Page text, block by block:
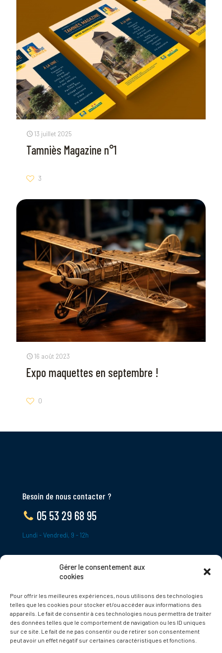
Gérer le consentement aux
cookies
Pour offrir les meilleures expériences, nous utilisons des technologies
telles que les cookies pour stocker et/ou accéder aux informations des
appareils. Le fait de consentir à ces technologies nous permettra de traiter
des données telles que le comportement de navigation ou les ID uniques
sur ce site. Le fait de ne pas consentir ou de retirer son consentement
peut avoir un effet négatif sur certaines caractéristiques et fonctions.
13 juillet 2025
Tamniès Magazine n°1
3
16 août 2023
Expo maquettes en septembre !
0
Besoin de nous contacter ?
05 53 29 68 95
Lundi - Vendredi, 9 - 12h
24620 Tamniès
France
Politique de cookies